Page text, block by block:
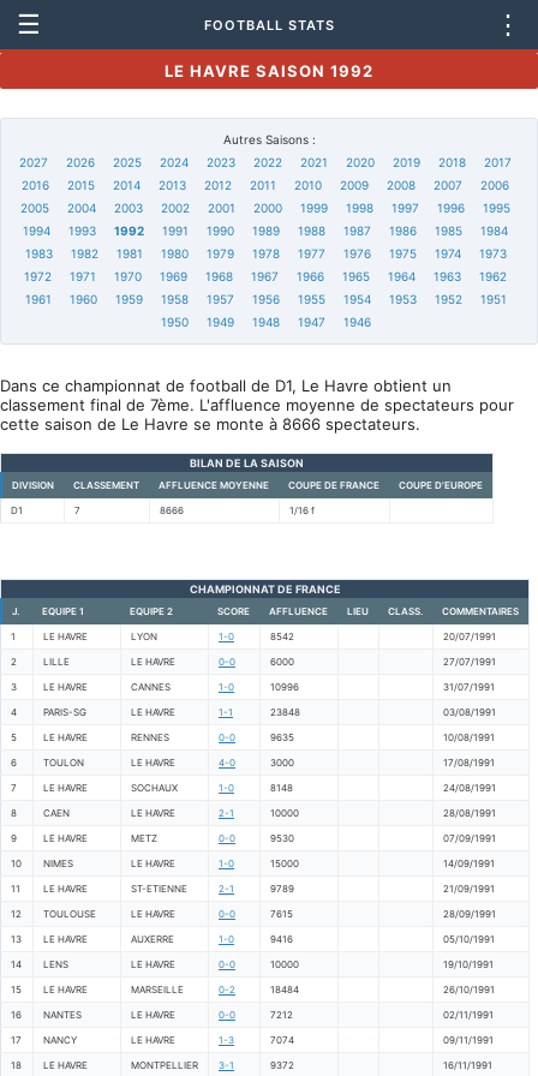
☰ FOOTBALL STATS ⋮
LE HAVRE SAISON 1992
Autres Saisons :
2027
2026 2025 2024 2023 2022 2021 2020 2019 2018
2017
2016
2015 2014 2013 2012 2011 2010 2009 2008 2007
2006
2005
2004 2003 2002 2001 2000 1999 1998 1997 1996
1995
1994
1993 1992 1991 1990 1989 1988 1987 1986 1985
1984
1983
1982 1981 1980 1979 1978 1977 1976 1975 1974
1973
1972
1971 1970 1969 1968 1967 1966 1965 1964 1963
1962
1961
1960 1959 1958 1957 1956 1955 1954 1953 1952
1951
1950
1949 1948 1947 1946
Dans ce championnat de football de D1, Le Havre obtient un
classement final de 7ème. L'affluence moyenne de spectateurs pour
cette saison de Le Havre se monte à 8666 spectateurs.
BILAN DE LA SAISON
DIVISION CLASSEMENT AFFLUENCE MOYENNE COUPE DE FRANCE COUPE D'EUROPE
D1 7 8666 1/16 f
CHAMPIONNAT DE FRANCE
J. EQUIPE 1 EQUIPE 2 SCORE AFFLUENCE LIEU CLASS. COMMENTAIRES
1 LE HAVRE LYON 1-0 8542 20/07/1991
2 LILLE LE HAVRE 0-0 6000 27/07/1991
3 LE HAVRE CANNES 1-0 10996 31/07/1991
4 PARIS-SG LE HAVRE 1-1 23848 03/08/1991
5 LE HAVRE RENNES 0-0 9635 10/08/1991
6 TOULON LE HAVRE 4-0 3000 17/08/1991
7 LE HAVRE SOCHAUX 1-0 8148 24/08/1991
8 CAEN LE HAVRE 2-1 10000 28/08/1991
9 LE HAVRE METZ 0-0 9530 07/09/1991
10 NIMES LE HAVRE 1-0 15000 14/09/1991
11 LE HAVRE ST-ETIENNE 2-1 9789 21/09/1991
12 TOULOUSE LE HAVRE 0-0 7615 28/09/1991
13 LE HAVRE AUXERRE 1-0 9416 05/10/1991
14 LENS LE HAVRE 0-0 10000 19/10/1991
15 LE HAVRE MARSEILLE 0-2 18484 26/10/1991
16 NANTES LE HAVRE 0-0 7212 02/11/1991
17 NANCY LE HAVRE 1-3 7074 09/11/1991
18 LE HAVRE MONTPELLIER 3-1 9372 16/11/1991